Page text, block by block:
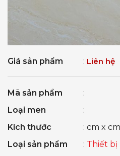
Giá sản phẩm : Liên hệ
Mã sản phẩm
:
Loại men
:
Kích thước
: cm x
Loại sản phẩm
: Thiết bị